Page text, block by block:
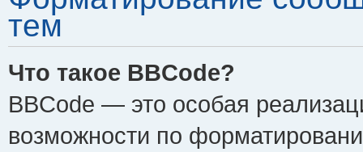
тем
Что такое BBCode?
BBCode — это особая
возможности по